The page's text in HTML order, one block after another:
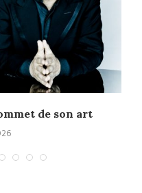
de son art